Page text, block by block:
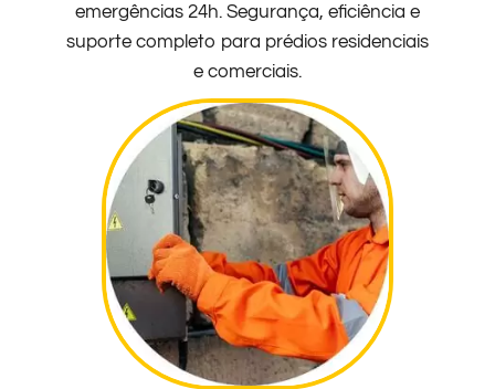
emergências 24h. Segurança, eficiência e
suporte completo para prédios residenciais
e comerciais.